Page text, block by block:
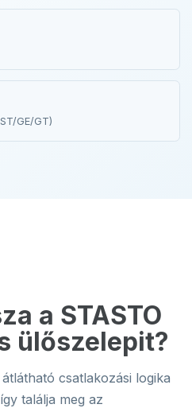
GE/GT)
a STASTO
ülőszelepit?
csatlakozási logika
találja meg az